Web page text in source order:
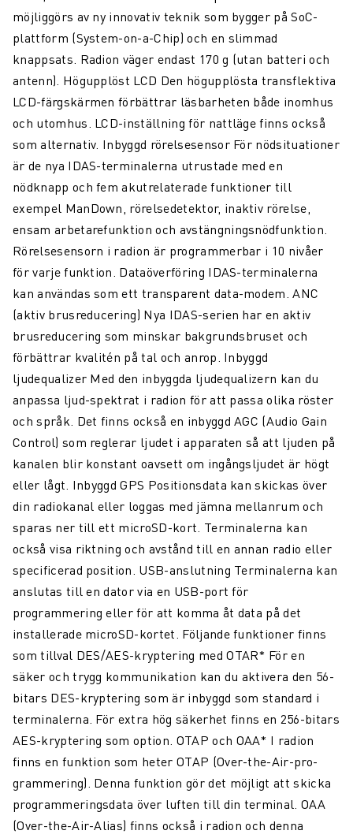
möjliggörs av ny innovativ teknik som bygger på SoC-
plattform (System-on-a-Chip) och en slimmad
knappsats. Radion väger endast 170 g (utan batteri och
antenn). Högupplöst LCD Den högupplösta transflektiva
LCD-färgskärmen förbättrar läsbarheten både inomhus
och utomhus. LCD-inställning för nattläge finns också
som alternativ. Inbyggd rörelsesensor För nödsituationer
är de nya IDAS-terminalerna utrustade med en
nödknapp och fem akutrelaterade funktioner till
exempel ManDown, rörelsedetektor, inaktiv rörelse,
ensam arbetarefunktion och avstängningsnödfunktion.
Rörelsesensorn i radion är programmerbar i 10 nivåer
för varje funktion. Dataöverföring IDAS-terminalerna
kan användas som ett transparent data-modem. ANC
(aktiv brusreducering) Nya IDAS-serien har en aktiv
brusreducering som minskar bakgrundsbruset och
förbättrar kvalitén på tal och anrop. Inbyggd
ljudequalizer Med den inbyggda ljudequalizern kan du
anpassa ljud-spektrat i radion för att passa olika röster
och språk. Det finns också en inbyggd AGC (Audio Gain
Control) som reglerar ljudet i apparaten så att ljuden på
kanalen blir konstant oavsett om ingångsljudet är högt
eller lågt. Inbyggd GPS Positionsdata kan skickas över
din radiokanal eller loggas med jämna mellanrum och
sparas ner till ett microSD-kort. Terminalerna kan
också visa riktning och avstånd till en annan radio eller
specificerad position. USB-anslutning Terminalerna kan
anslutas till en dator via en USB-port för
programmering eller för att komma åt data på det
installerade microSD-kortet. Följande funktioner finns
som tillval DES/AES-kryptering med OTAR* För en
säker och trygg kommunikation kan du aktivera den 56-
bitars DES-kryptering som är inbyggd som standard i
terminalerna. För extra hög säkerhet finns en 256-bitars
AES-kryptering som option. OTAP och OAA* I radion
finns en funktion som heter OTAP (Over-the-Air-pro-
grammering). Denna funktion gör det möjligt att skicka
programmeringsdata över luften till din terminal. OAA
(Over-the-Air-Alias) finns också i radion och denna